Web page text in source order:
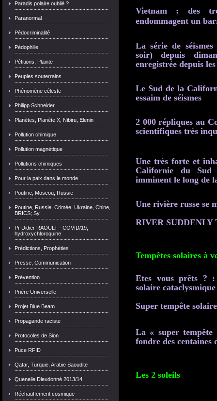
Paradis polaire oublié ?
Paranormal
Pédocriminalité
Pédophilie
Pétitions, Plainte
Peuples souterrains
Phénomène céleste
Philipp Schneider
Planètes, Planète X, Nibiru, Elenin
Pollution chimique
Pollution magnétique
Pollutions chimiques
Pour la paix dans le monde
Poutine, Moscou, Russie
Poutine, Russie, Crimée, Ukraine, Chine,
BRICS; Sy
Pr Didier RAOULT - COVID/19,
hydroxychloroquine
Prédictions, Prophéties
Presse, Communication
Prévention
Prière Universelle
Projet Blue Beam
Propagande raciste
Protocoles de Sion
Puce RFID
Qatar, Turquie, Arabie Saoudite
Quenelle Dieudonné 2013/14
Réchauffement cosmique
Vietnam : des
endommagent un
La série de
soir) depuis
enregistrée depuis
Le Sud de la
essaim de séismes
2 000 répliques au
scientifiques très
Une très forte et
Californie du Sud
imminent le long de
Une rivière russe se
RIVER SUDDENLY
Tempêtes solaires à
Etes vous prêts ?
solaire
Super tempête
La « super
fondre des centaines
Les 2 soleils